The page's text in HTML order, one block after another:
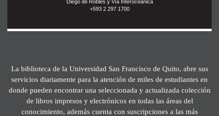
Diego de Robles y Vía Interoceánica
+593 2 297 1700
La biblioteca de la Universidad San Francisco de Quito, abre sus
servicios diariamente para la atención de miles de estudiantes en
donde pueden encontrar una seleccionada y actualizada colección
de libros impresos y electrónicos en todas las áreas del
conocimiento, además cuenta con suscripciones a las más